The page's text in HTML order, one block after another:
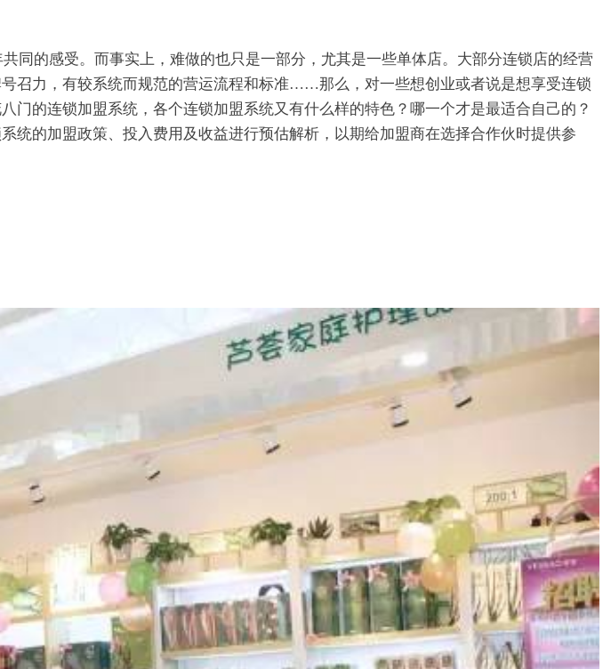
同的感受。而事实上，难做的也只是一部分，尤其是一些单体店。大部分连锁店的经营
召力，有较系统而规范的营运流程和标准……那么，对一些想创业或者说是想享受连锁
的连锁加盟系统，各个连锁加盟系统又有什么样的特色？哪一个才是最适合自己的？
的加盟政策、投入费用及收益进行预估解析，以期给加盟商在选择合作伙时提供参